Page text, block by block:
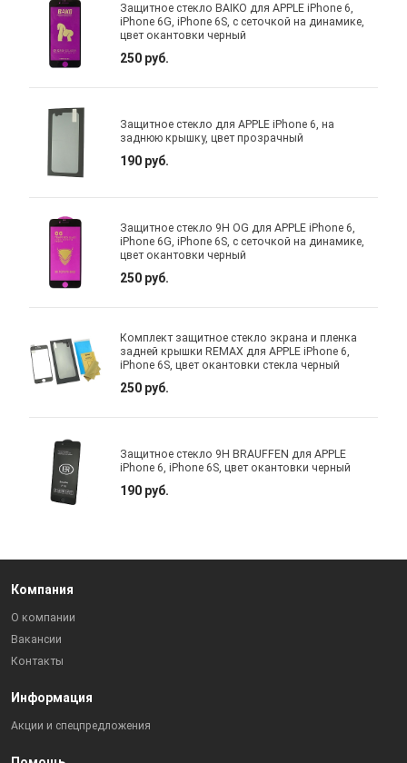
Защитное стекло BAIKO для APPLE iPhone 6,
iPhone 6G, iPhone 6S, с сеточкой на динамике,
цвет окантовки черный
250 руб.
Защитное стекло для APPLE iPhone 6, на
заднюю крышку, цвет прозрачный
190 руб.
Защитное стекло 9H OG для APPLE iPhone 6,
iPhone 6G, iPhone 6S, с сеточкой на динамике,
цвет окантовки черный
250 руб.
Комплект защитное стекло экрана и пленка
задней крышки REMAX для APPLE iPhone 6,
iPhone 6S, цвет окантовки стекла черный
250 руб.
Защитное стекло 9H BRAUFFEN для APPLE
iPhone 6, iPhone 6S, цвет окантовки черный
190 руб.
Компания
О компании
Вакансии
Контакты
Информация
Акции и спецпредложения